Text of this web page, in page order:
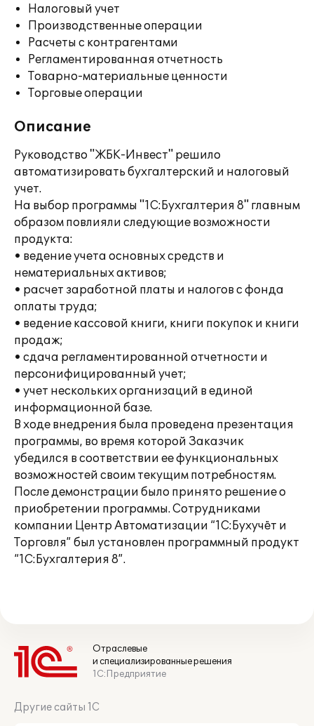
Налоговый учет
Производственные операции
Расчеты с контрагентами
Регламентированная отчетность
Товарно-материальные ценности
Торговые операции
Описание
Руководство "ЖБК-Инвест" решило
автоматизировать бухгалтерский и налоговый
учет.
На выбор программы "1С:Бухгалтерия 8" главным
образом повлияли следующие возможности
продукта:
• ведение учета основных средств и
нематериальных активов;
• расчет заработной платы и налогов с фонда
оплаты труда;
• ведение кассовой книги, книги покупок и книги
продаж;
• сдача регламентированной отчетности и
персонифицированный учет;
• учет нескольких организаций в единой
информационной базе.
В ходе внедрения была проведена презентация
программы, во время которой Заказчик
убедился в соответствии ее функциональных
возможностей своим текущим потребностям.
После демонстрации было принято решение о
приобретении программы. Сотрудниками
компании Центр Автоматизации “1С:Бухучёт и
Торговля” был установлен программный продукт
“1С:Бухгалтерия 8”.
Отраслевые
и специализированные решения
1С:Предприятие
Другие сайты 1С